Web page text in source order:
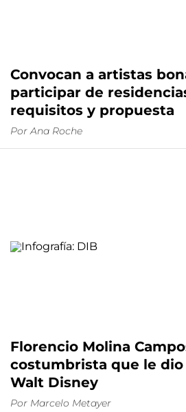
Convocan a artistas
participar de
requisitos y propuesta
Por Ana Roche
Florencio Molina
costumbrista que le dio
Walt Disney
Por Marcelo Metayer